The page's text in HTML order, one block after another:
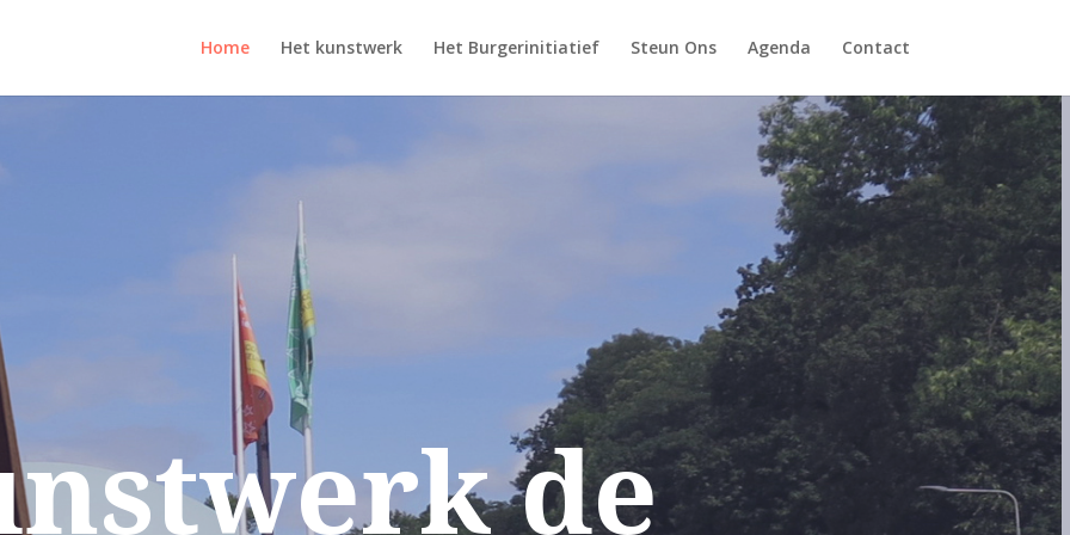
Home Het kunstwerk Het Burgerinitiatief Steun Ons Agenda Contact
de